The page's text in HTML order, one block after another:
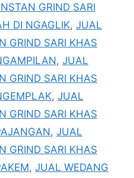
GRIND SARI
DI NGAGLIK, JUAL
GRIND SARI KHAS
, JUAL
GRIND SARI KHAS
, JUAL
GRIND SARI KHAS
, JUAL
GRIND SARI KHAS
, JUAL WEDANG